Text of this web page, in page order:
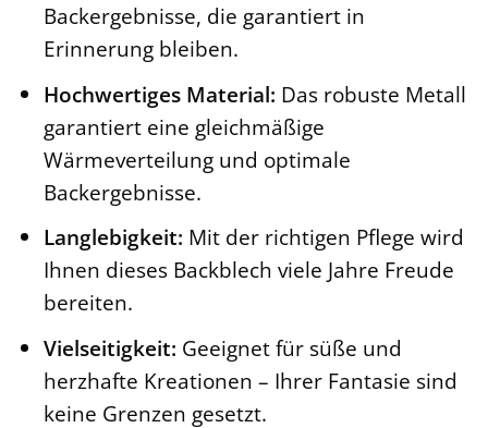
Backergebnisse, die garantiert in
Erinnerung bleiben.
Hochwertiges Material: Das robuste Metall
garantiert eine gleichmäßige
Wärmeverteilung und optimale
Backergebnisse.
Langlebigkeit: Mit der richtigen Pflege wird
Ihnen dieses Backblech viele Jahre Freude
bereiten.
Vielseitigkeit: Geeignet für süße und
herzhafte Kreationen – Ihrer Fantasie sind
keine Grenzen gesetzt.